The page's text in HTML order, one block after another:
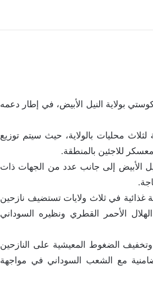
بولاية النيل الأبيض، في إطار دعمه
غذائية من أصل 2,875 سلة مخصصة لثلاث محليات بالولاية، حيث سيتم توزيع
الأبيض إلى جانب عدد من الجهات ذات
المبادرة ضمن مشروع إنساني أوسع يشمل توزيع 8,875 سلة غذائية في ثلاث ولايات تستضيف نازحين
الأحمر القطري ونظيره السوداني
الضغوط المعيشية على النازحين
مع الشعب السوداني في مواجهة